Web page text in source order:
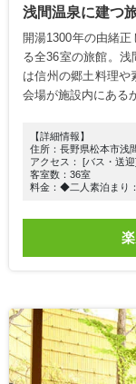
浅間温泉に建つ
開湯1300年の由緒
る全36室の旅館。
は信州の郷土料理
会場が施設内にある
【詳細情報】
住所：長野県松本市浅
アクセス： [バス・送
客室数：36室
料金：◆二人素泊まり